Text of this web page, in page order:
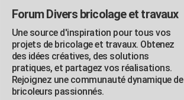
Forum Divers bricolage et travaux
Une source d'inspiration pour tous vos
projets de bricolage et travaux. Obtenez
des idées créatives, des solutions
pratiques, et partagez vos réalisations.
Rejoignez une communauté dynamique de
bricoleurs passionnés.